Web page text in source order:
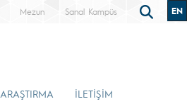
Mezun Sanal Kampüs EN
ARAŞTIRMA İLETİŞİM